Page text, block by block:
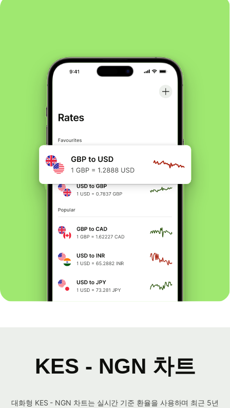
KES - NGN 차트
대화형 KES - NGN 차트는 실시간 기준 환율을 사용하며 최근 5년